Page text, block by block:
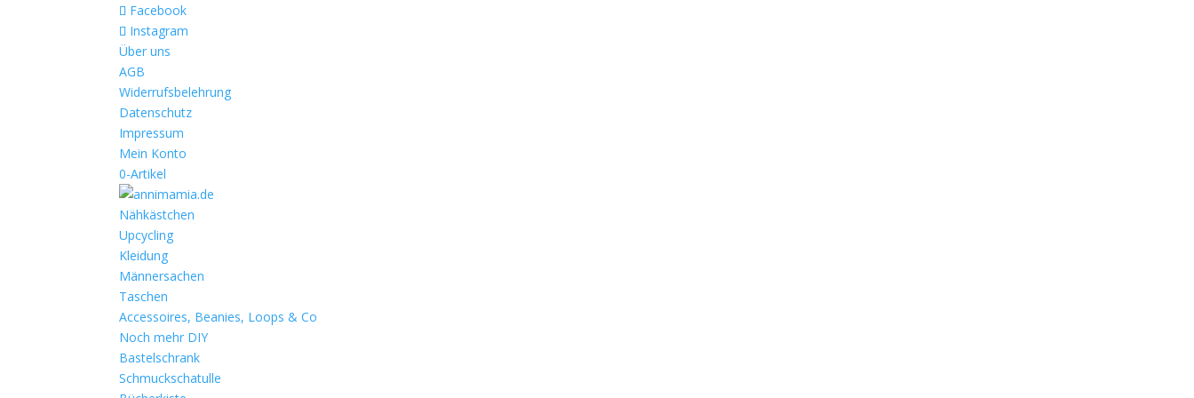
Facebook
Instagram
Über uns
AGB
Widerrufsbelehrung
Datenschutz
Impressum
Mein Konto
0-Artikel
Nähkästchen
Upcycling
Kleidung
Männersachen
Taschen
Accessoires, Beanies, Loops & Co
Noch mehr DIY
Bastelschrank
Schmuckschatulle